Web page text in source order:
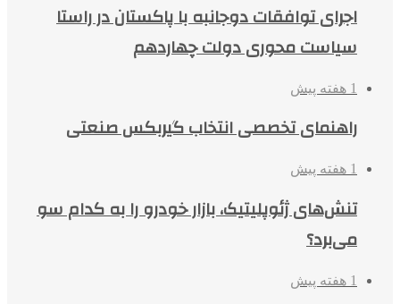
اجرای توافقات دوجانبه با پاکستان در راستا
سیاست محوری دولت چهاردهم
1 هفته پیش
راهنمای تخصصی انتخاب گیربکس صنعتی
1 هفته پیش
تنش‌های ژئوپلیتیک، بازار خودرو را به کدام سو
می‌برد؟
1 هفته پیش